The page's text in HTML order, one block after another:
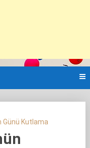
Günü Kutlama